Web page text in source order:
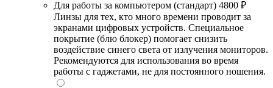
Для работы за компьютером (стандарт) 4800 ₽
Линзы для тех, кто много времени проводит за
экранами цифровых устройств. Специальное
покрытие (блю блокер) помогает снизить
воздействие синего света от излучения мониторов.
Рекомендуются для использования во время
работы с гаджетами, не для постоянного ношения.